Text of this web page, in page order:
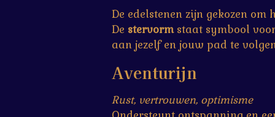
De edelstenen zijn gekozen
De stervormstaat symbool
aan jezelf en jouw pad te
Aventurijn
Rust, vertrouwen, optimisme